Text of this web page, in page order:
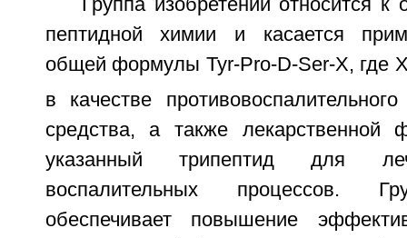
Группа изобретений относится
пептидной химии и касается
общей формулы Tyr-Pro-D-Ser-X,
в качестве
средства, а также лекарственной
указанный трипептид для
воспалительных процессов.
обеспечивает повышение